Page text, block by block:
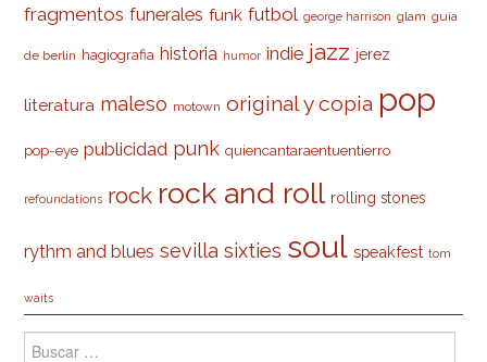
fragmentos funerales funk futbol george harrison glam guía
de berlín hagiografia historia humor indie jazz jerez
literatura maleso motown original y copia pop
pop-eye publicidad punk quiencantaraentuentierro
refoundations rock rock and roll rolling stones
rythm and blues sevilla sixties soul speakfest tom
waits
Buscar: